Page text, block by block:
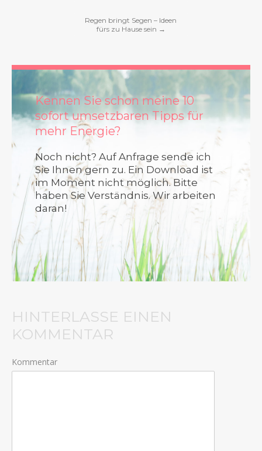
Regen bringt Segen – Ideen
fürs zu Hause sein →
Kennen Sie schon meine 10
sofort umsetzbaren Tipps für
mehr Energie?
Noch nicht? Auf Anfrage sende ich
Sie Ihnen gern zu. Ein Download ist
im Moment nicht möglich. Bitte
haben Sie Verständnis. Wir arbeiten
daran!
HINTERLASSE EINEN
KOMMENTAR
Kommentar